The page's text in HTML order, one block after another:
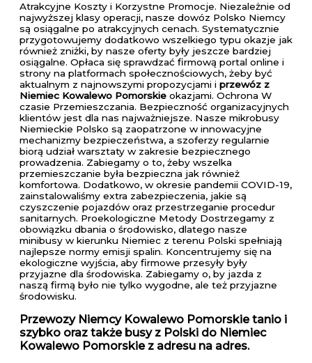
Atrakcyjne Koszty i Korzystne Promocje. Niezależnie od
najwyższej klasy operacji, nasze dowóz Polsko Niemcy
są osiągalne po atrakcyjnych cenach. Systematycznie
przygotowujemy dodatkowo wszelkiego typu okazje jak
również zniżki, by nasze oferty były jeszcze bardziej
osiągalne. Opłaca się sprawdzać firmową portal online i
strony na platformach społecznościowych, żeby być
aktualnym z najnowszymi propozycjami i przewóz z
Niemiec Kowalewo Pomorskie okazjami. Ochrona W
czasie Przemieszczania. Bezpieczność organizacyjnych
klientów jest dla nas najważniejsze. Nasze mikrobusy
Niemieckie Polsko są zaopatrzone w innowacyjne
mechanizmy bezpieczeństwa, a szoferzy regularnie
biorą udział warsztaty w zakresie bezpiecznego
prowadzenia. Zabiegamy o to, żeby wszelka
przemieszczanie była bezpieczna jak również
komfortowa. Dodatkowo, w okresie pandemii COVID-19,
zainstalowaliśmy extra zabezpieczenia, jakie są
czyszczenie pojazdów oraz przestrzeganie procedur
sanitarnych. Proekologiczne Metody Dostrzegamy z
obowiązku dbania o środowisko, dlatego nasze
minibusy w kierunku Niemiec z terenu Polski spełniają
najlepsze normy emisji spalin. Koncentrujemy się na
ekologiczne wyjścia, aby firmowe przesyły były
przyjazne dla środowiska. Zabiegamy o, by jazda z
naszą firmą było nie tylko wygodne, ale też przyjazne
środowisku.
Przewozy Niemcy Kowalewo Pomorskie tanio i
szybko oraz także busy z Polski do Niemiec
Kowalewo Pomorskie z adresu na adres.